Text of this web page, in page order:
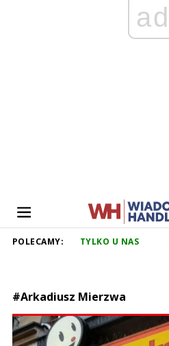
ad
POLECAMY: TYLKO U NAS
#Arkadiusz Mierzwa